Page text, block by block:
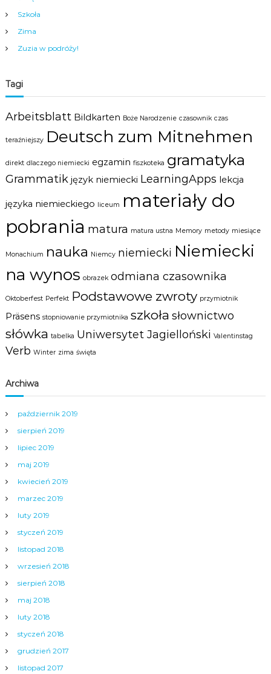
Szkoła
Zima
Zuzia w podróży!
Tagi
Arbeitsblatt Bildkarten Boże Narodzenie czasownik czas
teraźniejszy Deutsch zum Mitnehmen
direkt dlaczego niemiecki egzamin fiszkoteka gramatyka
Grammatik język niemiecki LearningApps lekcja
języka niemieckiego liceum
materiały do
pobrania matura matura ustna Memory metody miesiące
Monachium nauka Niemcy niemiecki Niemiecki
na wynos obrazek odmiana czasownika
Oktoberfest Perfekt Podstawowe zwroty przymiotnik
Präsens stopniowanie przymiotnika szkoła słownictwo
słówka tabelka Uniwersytet Jagielloński Valentinstag
Verb Winter zima święta
Archiwa
październik 2019
sierpień 2019
lipiec 2019
maj 2019
kwiecień 2019
marzec 2019
luty 2019
styczeń 2019
listopad 2018
wrzesień 2018
sierpień 2018
maj 2018
luty 2018
styczeń 2018
grudzień 2017
listopad 2017